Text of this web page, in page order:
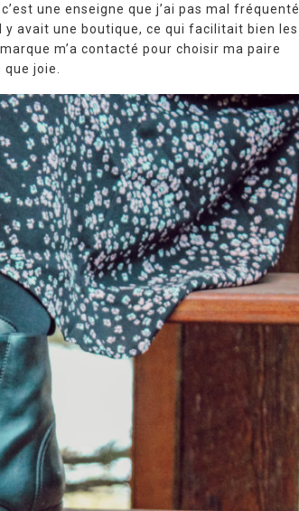
c’est une enseigne que j’ai pas mal fréquenté
y avait une boutique, ce qui facilitait bien les
m’a contacté pour choisir ma paire
joie.